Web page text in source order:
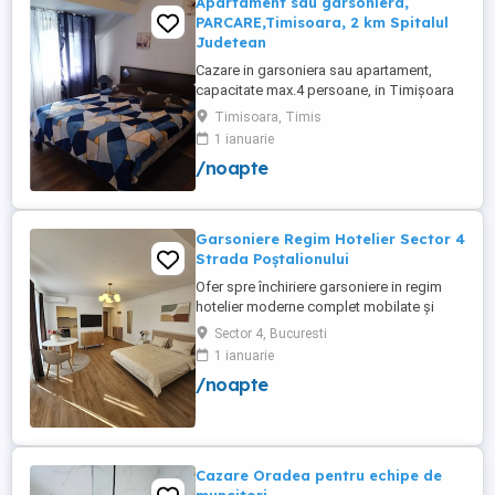
PARCARE,Timisoara, 2 km Spitalul
Judetean
Cazare in garsoniera sau apartament,
capacitate max.4 persoane, in Timișoara
la 2 km de Spitalul Judetean. (la doua
strazi)de zona Calea Buziasului
Lic.Electrotimis si la 2 km de Mosnita
Noua Centura. PARCARE. Situat la et.1 al
+wifi , frigider, mașină spălat, ...
Timisoara, Timis
1 ianuarie
/noapte
Garsoniere Regim Hotelier Sector 4
Strada Poștalionului
Ofer spre închiriere garsoniere in regim
hotelier moderne complet mobilate și
utilate situate în Sector 4 Strada
Poștalionului ,Zona Grand Arena,bloc nou
cu parcare privata inclusa. Ideale pentru
sejururi scurte, călătorii de afaceri sau
Sector 4, Bucuresti
1 ianuarie
/noapte
Cazare Oradea pentru echipe de